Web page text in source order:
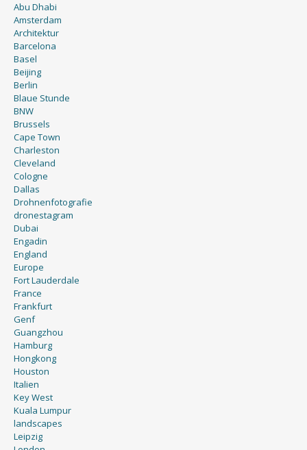
Abu Dhabi
Amsterdam
Architektur
Barcelona
Basel
Beijing
Berlin
Blaue Stunde
BNW
Brussels
Cape Town
Charleston
Cleveland
Cologne
Dallas
Drohnenfotografie
dronestagram
Dubai
Engadin
England
Europe
Fort Lauderdale
France
Frankfurt
Genf
Guangzhou
Hamburg
Hongkong
Houston
Italien
Key West
Kuala Lumpur
landscapes
Leipzig